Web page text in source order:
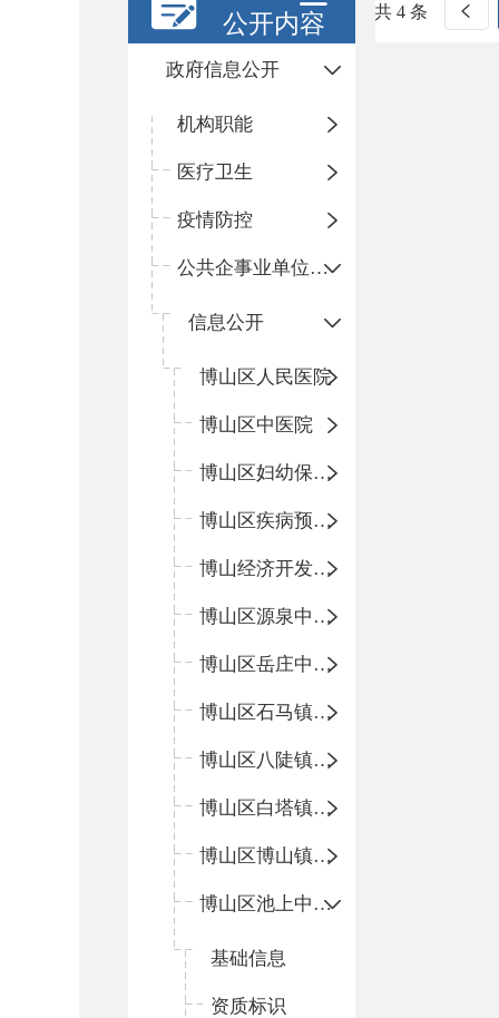
公开内容
政府信息公开
机构职能
医疗卫生
疫情防控
公共企事业单位信息公开
信息公开
​博山区人民医院
博山区中医院
博山区妇幼保健院
博山区疾病预防控制中心
博山经济开发区卫生院
博山区源泉中心卫生院（博山区第二人民医院）
博山区岳庄中心卫生院
博山区石马镇卫生院
博山区八陡镇卫生院
博山区白塔镇卫生院
博山区博山镇中心卫生院（南院区、北院区）
博山区池上中心卫生院
基础信息
资质标识
共 4 条